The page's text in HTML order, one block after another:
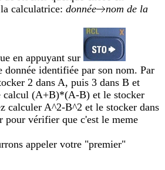
calculatrice: donnée
nom de la
en appuyant sur
donnée identifiée par son nom. Par
2 dans A, puis 3 dans B et
calcul (A+B)*(A-B) et le stocker
calculer A^2-B^2 et le stocker dans
pour vérifier que c'est le meme
appeler votre "premier"